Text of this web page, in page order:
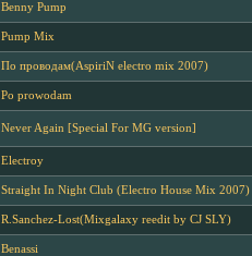
Benny Pump
Pump Mix
По проводам(AspiriN electro mix 2007)
Po prowodam
Never Again [Special For MG version]
Electroy
Straight In Night Club (Electro House Mix 2007)
R.Sanchez-Lost(Mixgalaxy reedit by CJ SLY)
Benassi